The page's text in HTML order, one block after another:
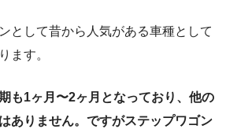
として昔から人気がある車種として
ます。
も1ヶ月〜2ヶ月となっており、他の
ありません。ですがステップワゴン